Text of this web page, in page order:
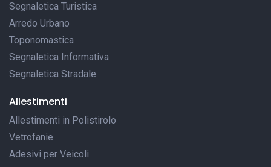
Segnaletica Turistica
Arredo Urbano
Toponomastica
Segnaletica Informativa
Segnaletica Stradale
Allestimenti
Allestimenti in Polistirolo
Vetrofanie
Adesivi per Veicoli